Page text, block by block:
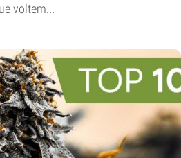
voltem...